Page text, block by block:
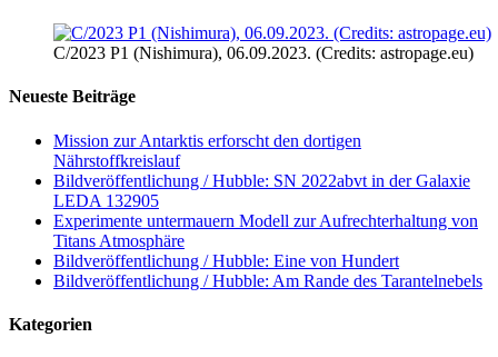
C/2023 P1 (Nishimura), 06.09.2023. (Credits: astropage.eu)
Neueste Beiträge
Mission zur Antarktis erforscht den dortigen
Nährstoffkreislauf
Bildveröffentlichung / Hubble: SN 2022abvt in der Galaxie
LEDA 132905
Experimente untermauern Modell zur Aufrechterhaltung von
Titans Atmosphäre
Bildveröffentlichung / Hubble: Eine von Hundert
Bildveröffentlichung / Hubble: Am Rande des Tarantelnebels
Kategorien